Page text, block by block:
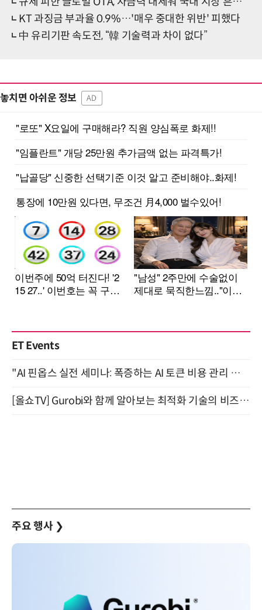
KT 과징금 부과율 0.9%…'매우 중대한 위반' 피했다
中 유리기판 속도전, “韓 기술력과 차이 없다”
놓치면 아쉬운 정보 AD
ET Events
"AI 핀옵스 실전 세미나: 폭증하는 AI 토큰 비용 관리 전략" 8월 21일 개최
[올쇼TV] Gurobi와 함께 알아보는 최적화 기술의 비즈니스 활용 (8월 20일 생방송)
주요 행사 ❯